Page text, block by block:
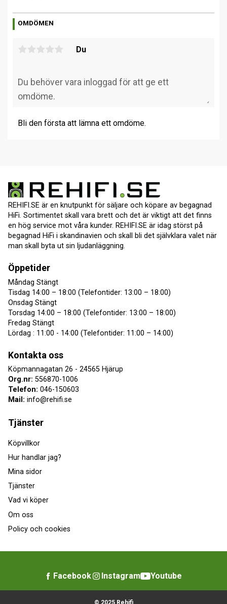
OMDÖMEN
Du
Bli den första att lämna ett omdöme.
REHIFI.SE är en knutpunkt för säljare och köpare av begagnad
HiFi. Sortimentet skall vara brett och det är viktigt att det finns
en hög service mot våra kunder. REHIFI.SE är idag störst på
begagnad HiFi i skandinavien och skall bli det självklara valet när
man skall byta ut sin ljudanläggning.
Öppetider
Måndag Stängt
Tisdag 14:00 – 18:00 (Telefontider: 13:00 – 18:00)
Onsdag Stängt
Torsdag 14:00 – 18:00 (Telefontider: 13:00 – 18:00)
Fredag Stängt
Lördag : 11:00 - 14:00 (Telefontider: 11:00 – 14:00)
Kontakta oss
Köpmannagatan 26 - 24565 Hjärup
Org.nr: 556870-1006
Telefon: 046-150603
Mail: info@rehifi.se
Tjänster
Köpvillkor
Hur handlar jag?
Mina sidor
Tjänster
Vad vi köper
Om oss
Policy och cookies
Facebook Instagram Youtube
© 2025 Rehifi